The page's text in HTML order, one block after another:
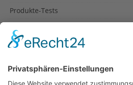
Produkte-Tests
Rezepte
Spanien